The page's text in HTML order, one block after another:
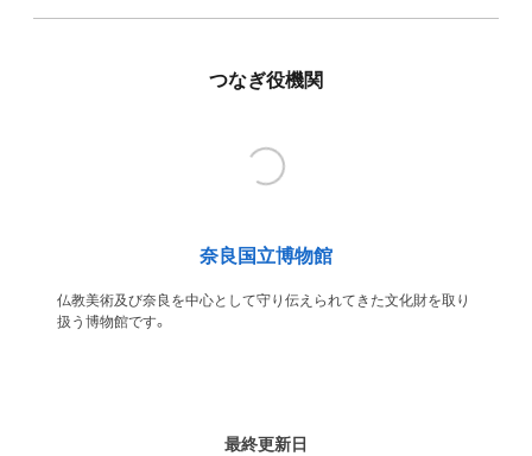
つなぎ役機関
奈良国立博物館
仏教美術及び奈良を中心として守り伝えられてきた文化財を取り
扱う博物館です。
最終更新日